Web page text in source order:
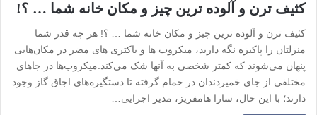
کثیف ترن و آلوده ترین چیز و مکان خانه شما … ؟!
کثیف ترن و آلوده ترین چیز و مکان خانه شما … ؟! هر چه قدر شما
منزلتان را پاکیزه نگه دارید، میکروب‌ ها و باکتری‌ های مضر در مکان‌هایی
پنهان می‌شوند که کمتر شخصی به آنها شک می‌کند.میکروب‌ها در جاهای
مختلفی از جای خمیردندان در حمام گرفته تا دستگیره‌های اجاق گاز وجود
دارند؛ با این حال، سارا هامفریز، مدیر اجرایی…